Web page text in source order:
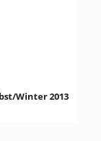
Winter 2013